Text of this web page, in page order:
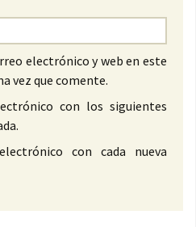
electrónico y web en este
vez que comente.
con los siguientes
con cada nueva